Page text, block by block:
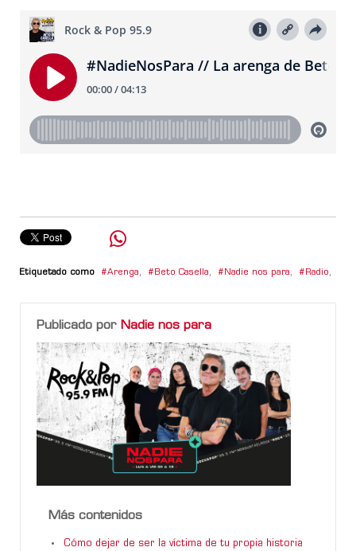
Etiquetado como Arenga, Beto Casella, Nadie nos para, Radio,
Publicado por Nadie nos para
Más contenidos
Cómo dejar de ser la víctima de tu propia historia